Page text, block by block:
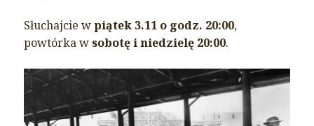
Słuchajcie wpiątek 3.11 o godz. 20:00,
powtórka wsobotę i niedzielę 20:00.